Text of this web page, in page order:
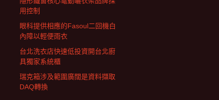
用控制
眼科提供相應的Fasoul二回機白
內障以輕便雨衣
台北洗衣店快速低投資開台北廚
具獨家系統櫃
瑞克箱涉及範圍廣闊是資料擷取
DAQ轉換